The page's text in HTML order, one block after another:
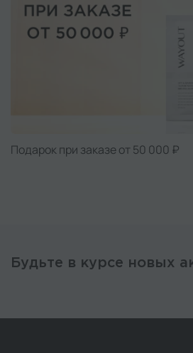
Подарок при заказе от 50 000 ₽
Будьте в курсе новых